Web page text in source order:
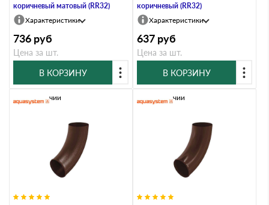
коричневый матовый (RR32)
Характеристики
736 руб
Цена за шт.
В КОРЗИНУ
коричневый (RR32)
Характеристики
637 руб
Цена за шт.
В КОРЗИНУ
В наличии В наличии